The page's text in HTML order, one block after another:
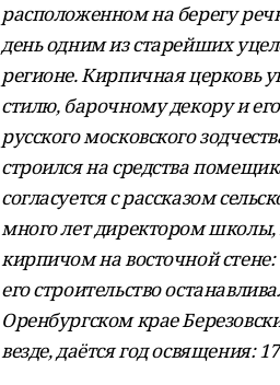
расположенном на берегу
день одним из старейших
регионе. Кирпичная церковь
стилю, барочному декору и
русского московского
строился на средства
согласуется с рассказом
много лет директором
кирпичом на восточной стене:
его строительство
Оренбургском крае
везде, даётся год освящения: